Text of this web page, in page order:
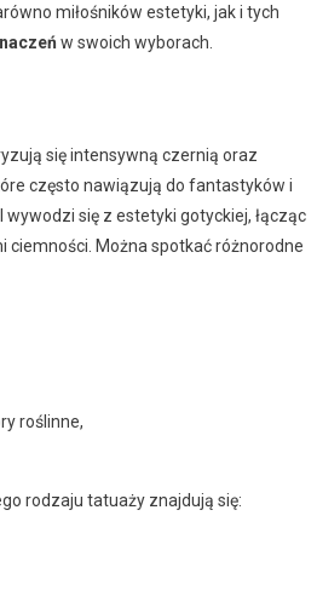
miłośników estetyki, jak i tych
w swoich wyborach.
się intensywną czernią oraz
często nawiązują do fantastyków i
się z estetyki gotyckiej, łącząc
ciemności. Można spotkać różnorodne
roślinne,
rodzaju tatuaży znajdują się: